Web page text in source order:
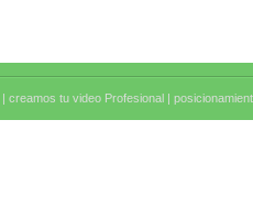
creamos tu video Profesional |